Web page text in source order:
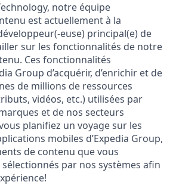
notre équipe
est actuellement à la
euse) principal(e) de
sur les fonctionnalités de notre
Ces fonctionnalités
Group d’acquérir, d’enrichir et de
de millions de ressources
vidéos, etc.) utilisées par
et de nos secteurs
planifiez un voyage sur les
mobiles d’Expedia Group,
de contenu que vous
par nos systèmes afin